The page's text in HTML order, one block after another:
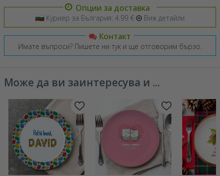
Опции за доставка
Куриер за България: 4.99 € Виж детайли
Контакт
Имате въпроси? Пишете ни тук и ще отговорим бързо.
Може да ви заинтересува и ...